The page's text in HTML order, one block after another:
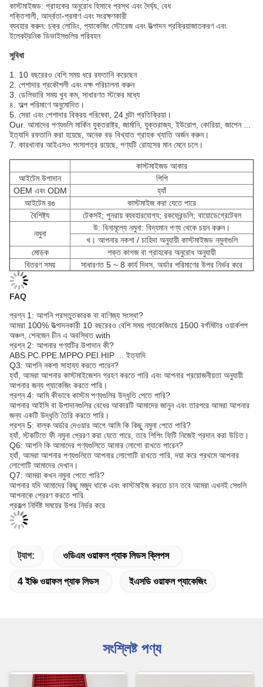
কাস্টমাইজড: গ্রাহকের অনুরোধ হিসাবে প্রস্থ এবং দৈর্ঘ্য, বেধ
শক্তিশালী, আর্দ্রতা-প্রমাণ এবং সংরক্ষণকারী
ব্যবহার করুন: চক্র লোডিং, প্যাকেজিং স্টোরেজ এবং উত্পাদন প্রক্রিয়াজাতকরণ এবং
ইলেকট্রনিক ডিভাইসগুলির পরিবহন
সুবিধা
1. 10 বছরেরও বেশি সময় ধরে রফতানি করেছেন
2. পেশাদার প্রকৌশলী এবং দক্ষ পরিচালনা করুন
3. ডেলিভারি সময় খুব কম, সাধারণত স্টকের মধ্যে
৪. অল্প পরিমাণে অনুমোদিত।
5. সেরা এবং পেশাদার বিক্রয় পরিষেবা, 24 ঘন্টা প্রতিক্রিয়া।
Our. আমাদের পণ্যগুলি মার্কিন যুক্তরাষ্ট্র, জার্মানি, যুক্তরাজ্য, ইউরোপ, কোরিয়া, জাপেন ...
ইত্যাদি রফতানি করা হয়েছে, অনেক বড় বিখ্যাত গ্রাহক খ্যাতি অর্জন করুন।
7. কারখানার আইএসও শংসাপত্র রয়েছে, পণ্যটি রোহসের মান মেনে চলে।
কাস্টমাইজড আকার
আইটেম উপাদান
পিপি
OEM এবং ODM
হ্যাঁ
আইটেম রঙ
কাস্টমাইজ করা যেতে পারে
বৈশিষ্ট্য
টেকসই; পুনরায় ব্যবহারযোগ্য; রকফ্রেন্ডলি; বায়োডেগ্রেটেবল
নমুনা
উ: বিনামূল্যে নমুনা: বিদ্যমান পণ্য থেকে চয়ন করুন।
খ। আপনার নকশা / চাহিদা অনুযায়ী কাস্টমাইজড নমুনাগুলি
মোড়ক
শক্ত কাগজ বা গ্রাহকের অনুরোধ অনুযায়ী
বিতরণ সময়
সাধারণত 5 ~ 8 কার্য দিবস, অর্ডার পরিমাণের উপর নির্ভর করে
FAQ
প্রশ্ন 1: আপনি প্রস্তুতকারক বা বাণিজ্য সংস্থা?
আমরা 100% উত্পাদনকারী 10 বছরেরও বেশি সময় প্যাকেজিংয়ে 1500 বর্গমিটার ওয়ার্কশপ
অঞ্চল, শেনজেন চীন এ অবস্থিত with
প্রশ্ন 2: আপনার পণ্যটির উপাদান কী?
ABS.PC.PPE.MPPO.PEI.HIP ... ইত্যাদি
Q3: আপনি নকশা সাহায্য করতে পারেন?
হ্যাঁ, আমরা আপনার কাস্টমাইজেশন গ্রহণ করতে পারি এবং আপনার প্রয়োজনীয়তা অনুযায়ী
আপনার জন্য প্যাকেজিং করতে পারি।
প্রশ্ন 4: আমি কীভাবে কাস্টম পণ্যগুলির উদ্ধৃতি পেতে পারি?
আপনার আইসি বা উপাদানগুলির বেধের আকারটি আমাদের জানুন এবং তারপরে আমরা আপনার
জন্য একটি উদ্ধৃতি তৈরি করতে পারি।
প্রশ্ন 5: বাল্ক অর্ডার দেওয়ার আগে আমি কি কিছু নমুনা পেতে পারি?
হ্যাঁ, স্টকটিতে ফী নমুনা প্রেরণ করা যেতে পারে, তবে শিপিং ফিটি নিজেই প্রদান করা উচিত।
Q6: আপনি কি আমাদের পণ্যগুলিতে আমার লোগো রাখতে পারেন?
হ্যাঁ, আমরা আপনার পণ্যগুলিতে আপনার লোগোটি রাখতে পারি, দয়া করে প্রথমে আপনার
লোগোটি আমাদের দেখান।
Q7: আমরা কখন নমুনা পেতে পারি?
আপনার যদি আমাদের কিছু মজুদ থাকে এবং কাস্টমাইজ করতে চান তবে আমরা এখনই সেগুলি
আপনাকে প্রেরণ করতে পারি
প্রকল্প নির্দিষ্ট সময়ের উপর নির্ভর করে
ট্যাগ: ওডিএম ওয়াফল প্যাক লিডস ক্লিপস
4 ইঞ্চি ওয়াফল প্যাক লিডস ইএসডি ওয়াফল প্যাকেজিং
সংশ্লিষ্ট পণ্য